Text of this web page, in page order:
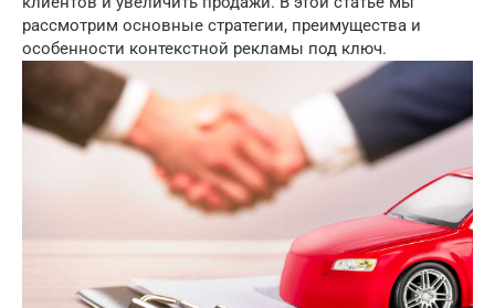
рассмотрим основные стратегии, преимущества и
особенности контекстной рекламы под ключ.